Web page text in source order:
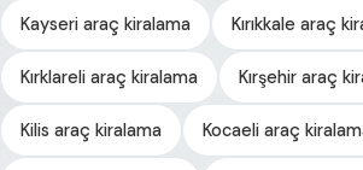
Kayseri araç kiralama Kırıkkale araç
Kırklareli araç kiralama Kırşehir araç
Kilis araç kiralama Kocaeli araç